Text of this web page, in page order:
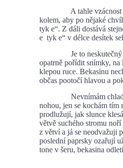
A tahle vzácnost si
kolem, aby po nějaké
tyk e“. Z dáli dostává
e tyk e“ v délce desítek
Je to neskutečný
opatrně pořídit snímky,
klepou ruce. Bekasinu
občas pootočí hlavou a
Nevnímám chlad,
nohou, jen se kochám tím
prodlužují, jak slunce
větvě suchého stromu
z větví a já se neodvažuji
poslední paprsky ozařují
tone v šeru, bekasina